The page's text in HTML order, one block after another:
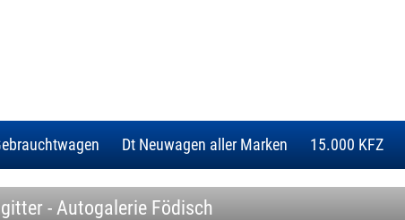
Dt Neuwagen aller Marken 15.000 KFZ
- Autogalerie Födisch